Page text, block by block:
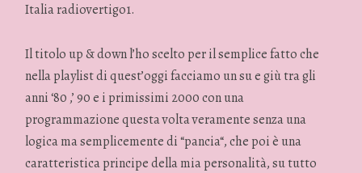
Italia radiovertigo1.
Il titolo up & down l’ho scelto per il semplice fatto che
nella playlist di quest’oggi facciamo un su e giù tra gli
anni ‘80 ,’ 90 e i primissimi 2000 con una
programmazione questa volta veramente senza una
logica ma semplicemente di “pancia“, che poi è una
caratteristica principe della mia personalità, su tutto